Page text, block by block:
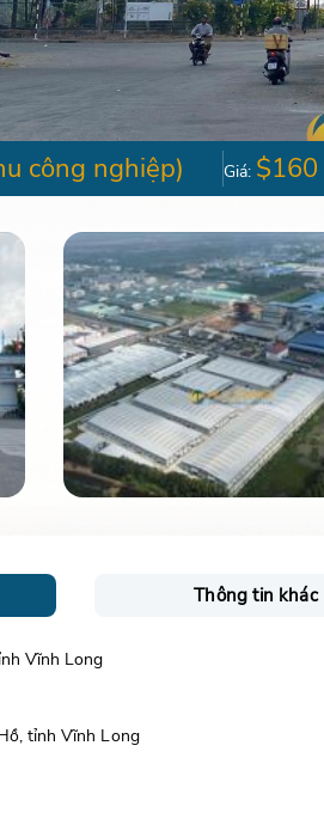
công nghiệp) Giá: $160
Thông tin khác
Vĩnh Long
tỉnh Vĩnh Long